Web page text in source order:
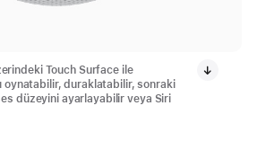
Touch Surface ile
oynatabilir, duraklatabilir, sonraki
düzeyini ayarlayabilir veya Siri